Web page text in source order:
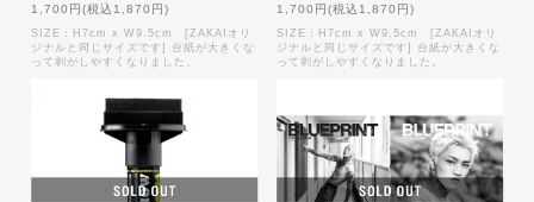
1,700円(税込1,870円)
SIZE：H7cm x W9.5cm [ZAKAIオリ
ジナルと同じサイズです] 台紙が大きくな
って剥がしやすくなりました。
1,700円(税込1,870円)
SIZE：H7cm x W9.5cm [ZAKAIオリ
ジナルと同じサイズです] 台紙が大きくな
って剥がしやすくなりました。